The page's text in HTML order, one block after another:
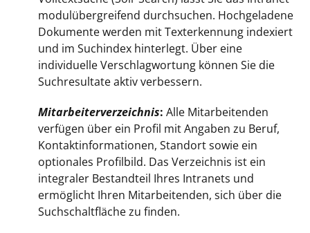
modulübergreifend durchsuchen. Hochgeladene
Dokumente werden mit Texterkennung indexiert
und im Suchindex hinterlegt. Über eine
individuelle Verschlagwortung können Sie die
Suchresultate aktiv verbessern.
Mitarbeiterverzeichnis: Alle Mitarbeitenden
verfügen über ein Profil mit Angaben zu Beruf,
Kontaktinformationen, Standort sowie ein
optionales Profilbild. Das Verzeichnis ist ein
integraler Bestandteil Ihres Intranets und
ermöglicht Ihren Mitarbeitenden, sich über die
Suchschaltfläche zu finden.